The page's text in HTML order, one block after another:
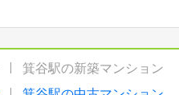
箕谷駅の新築マンション